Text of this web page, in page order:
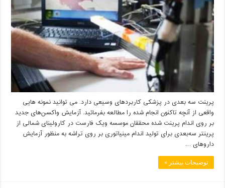
پرینت سه بعدی در پزشکی کاربردهای وسیعی دارد. می توانید نمونه هایی
واقعی از آنچه تاکنون انجام شده را مطالعه بفرمائید. آزمایش واکسن‌های جدید
بر روی اندام پرینت شده محققان موسسه ویک فارست در کارولینای شمالی از
پرینتر سه‌بعدی برای تولید اندام مینیاتوری بر روی تراشه به‌ منظور آزمایش
داروهای …
توضیحات بیشتر »